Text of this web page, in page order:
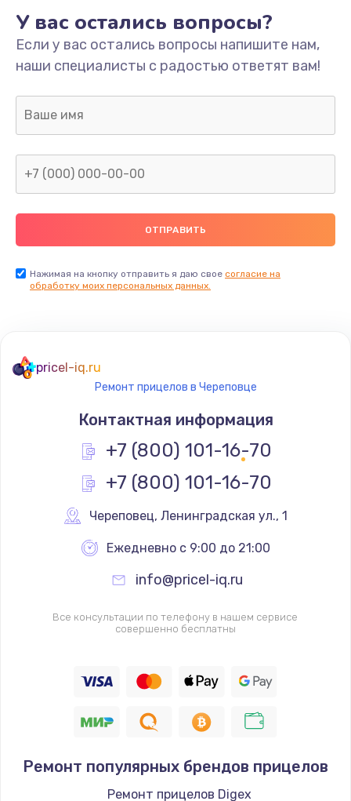
У вас остались вопросы?
Если у вас остались вопросы напишите нам,
наши специалисты с радостью ответят вам!
Нажимая на кнопку отправить я даю свое согласие на
обработку моих персональных данных.
pricel-iq.ru
Ремонт прицелов в Череповце
Контактная информация
+7 (800) 101-16-70
+7 (800) 101-16-70
Череповец, Ленинградская ул., 1
Ежедневно с 9:00 до 21:00
info@pricel-iq.ru
Все консультации по телефону в нашем сервисе
совершенно бесплатны
Ремонт популярных брендов прицелов
Ремонт прицелов Digex